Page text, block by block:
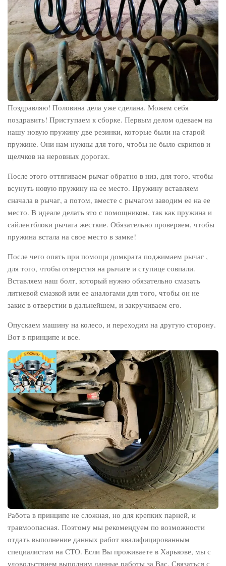
Поздравляю! Половина дела уже сделана. Можем себя
поздравить! Приступаем к сборке. Первым делом одеваем на
нашу новую пружину две резинки, которые были на старой
пружине. Они нам нужны для того, чтобы не было скрипов и
щелчков на неровных дорогах.
После этого оттягиваем рычаг обратно в низ, для того, чтобы
всунуть новую пружину на ее место. Пружину вставляем
сначала в рычаг, а потом, вместе с рычагом заводим ее на ее
место. В идеале делать это с помощником, так как пружина и
сайлентблоки рычага жесткие. Обязательно проверяем, чтобы
пружина встала на свое место в замке!
После чего опять при помощи домкрата поджимаем рычаг ,
для того, чтобы отверстия на рычаге и ступице совпали.
Вставляем наш болт, который нужно обязательно смазать
литиевой смазкой или ее аналогами для того, чтобы он не
закис в отверстии в дальнейшем, и закручиваем его.
Опускаем машину на колесо, и переходим на другую сторону.
Вот в принципе и все.
Работа в принципе не сложная, но для крепких парней, и
травмоопасная. Поэтому мы рекомендуем по возможности
отдать выполнение данных работ квалифицированным
специалистам на СТО. Если Вы проживаете в Харькове, мы с
удовольствием выполним данные работы за Вас. Связаться с